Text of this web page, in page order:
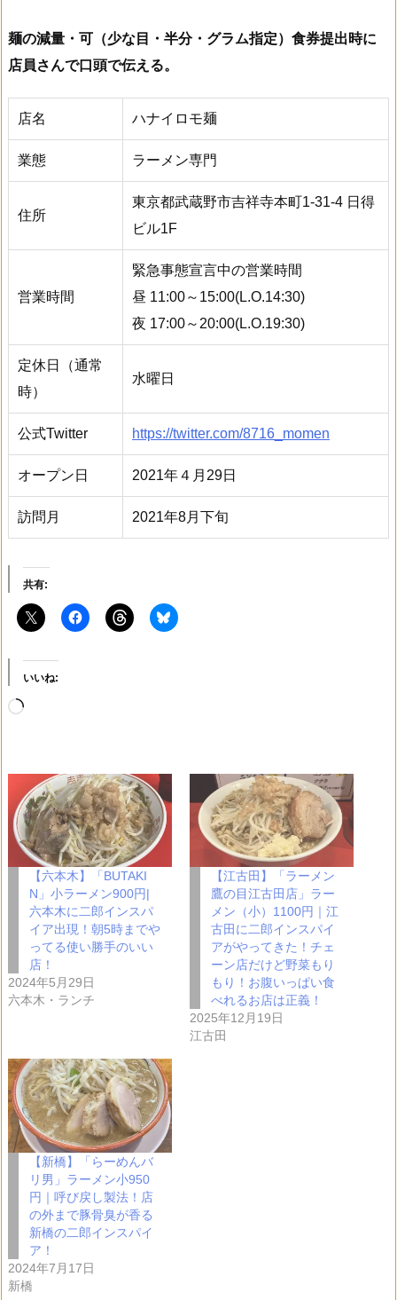
麺の減量・可（少な目・半分・グラム指定）食券提出時に
店員さんで口頭で伝える。
店名 ハナイロモ麺
業態 ラーメン専門
住所
東京都武蔵野市吉祥寺本町1-31-4 日得
ビル1F
営業時間
緊急事態宣言中の営業時間
昼 11:00～15:00(L.O.14:30)
夜 17:00～20:00(L.O.19:30)
定休日（通常
時）
水曜日
公式Twitter https://twitter.com/8716_momen
オープン日 2021年４月29日
訪問月 2021年8月下旬
共有:
いいね:
み
中…
【六本木】「BUTAKI
N」小ラーメン900円|
六本木に二郎インスパ
イア出現！朝5時までや
ってる使い勝手のいい
店！
2024年5月29日
六本木・ランチ
【江古田】「ラーメン
鷹の目江古田店」ラー
メン（小）1100円｜江
古田に二郎インスパイ
アがやってきた！チェ
ーン店だけど野菜もり
もり！お腹いっぱい食
べれるお店は正義！
2025年12月19日
江古田
【新橋】「らーめんバ
リ男」ラーメン小950
円｜呼び戻し製法！店
の外まで豚骨臭が香る
新橋の二郎インスパイ
ア！
2024年7月17日
新橋